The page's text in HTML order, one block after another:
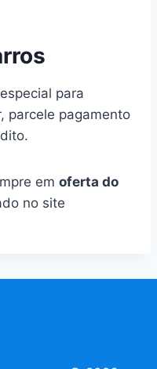
para
parcele pagamento
em oferta do
no site